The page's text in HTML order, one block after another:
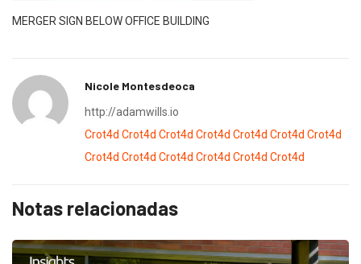
MERGER SIGN BELOW OFFICE BUILDING
Nicole Montesdeoca
http://adamwills.io
Crot4d Crot4d Crot4d Crot4d Crot4d Crot4d Crot4d
Crot4d Crot4d Crot4d Crot4d Crot4d Crot4d
Notas relacionadas